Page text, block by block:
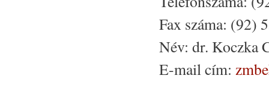
Fax száma: (92)
Név: dr. Koczka
E-mail cím: